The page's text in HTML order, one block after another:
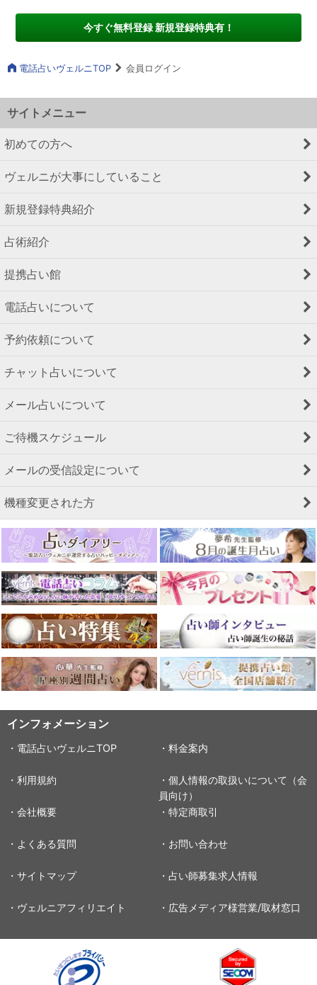
今すぐ無料登録 新規登録特典有！
電話占いヴェルニTOP 会員ログイン
サイトメニュー
初めての方へ
ヴェルニが大事にしていること
新規登録特典紹介
占術紹介
提携占い館
電話占いについて
予約依頼について
チャット占いについて
メール占いについて
ご待機スケジュール
メールの受信設定について
機種変更された方
インフォメーション
・電話占いヴェルニTOP ・料金案内
・利用規約
・個人情報の取扱いについて（会
員向け）
・会社概要
・特定商取引
・よくある質問 ・お問い合わせ
・サイトマップ ・占い師募集求人情報
・ヴェルニアフィリエイト ・広告メディア様営業/取材窓口